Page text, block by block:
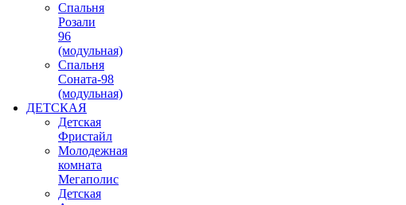
Спальня
Розали
96
(модульная)
Спальня
Соната-98
(модульная)
ДЕТСКАЯ
Детская
Фристайл
Молодежная
комната
Мегаполис
Детская